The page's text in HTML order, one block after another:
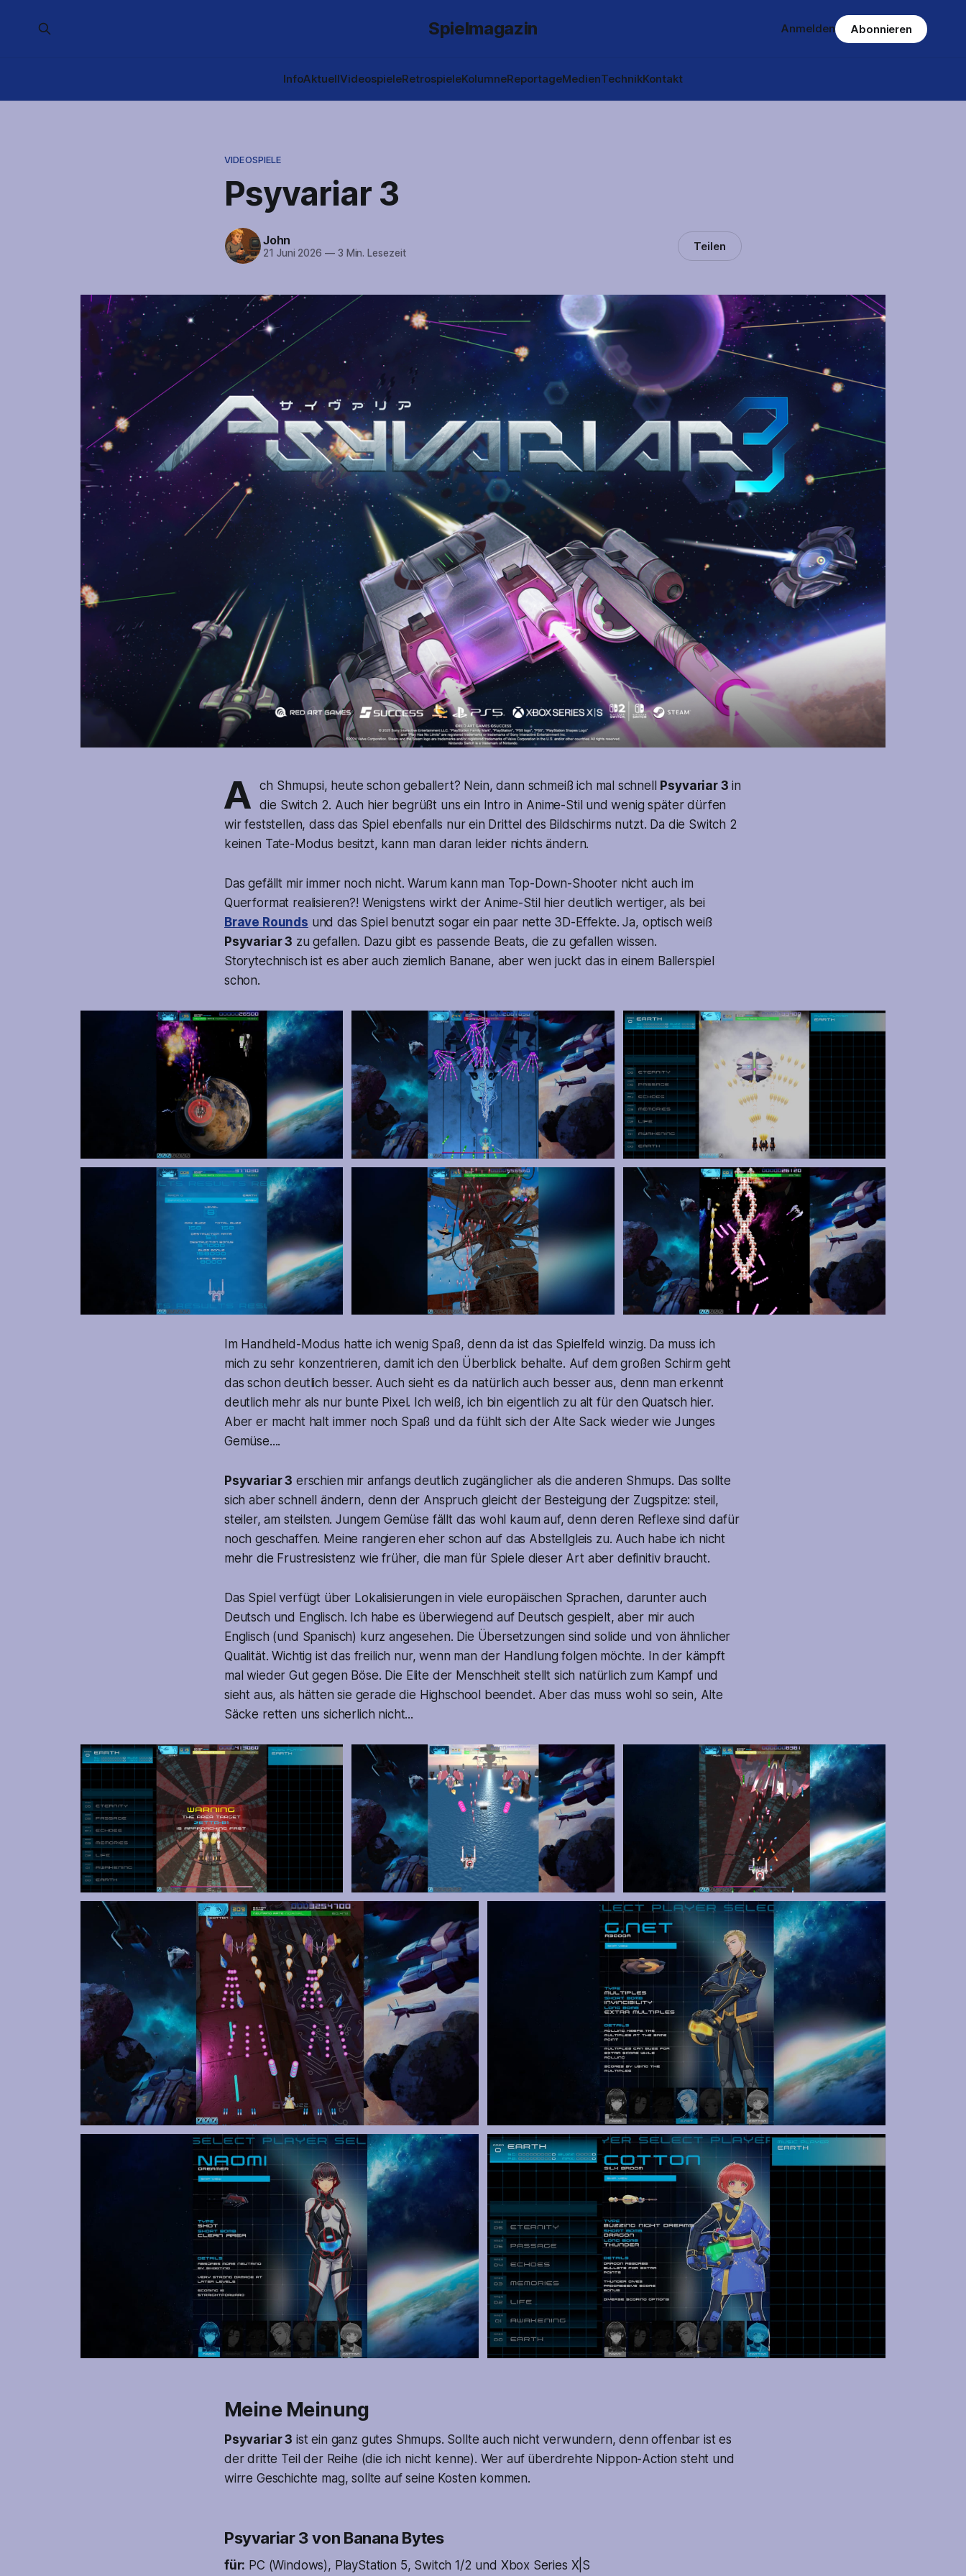
Spielmagazin
InfoAktuellVideospieleRetrospieleKolumneReportageMedienTechnikKontakt
Anmelden Abonnieren
VIDEOSPIELE
Psyvariar 3
John
21 Juni 2026 —3 Min. Lesezeit Teilen
A ch Shmupsi, heute schon geballert? Nein, dann schmeiß ich mal schnell Psyvariar 3 in
die Switch 2. Auch hier begrüßt uns ein Intro in Anime-Stil und wenig später dürfen
wir feststellen, dass das Spiel ebenfalls nur ein Drittel des Bildschirms nutzt. Da die Switch 2
keinen Tate-Modus besitzt, kann man daran leider nichts ändern.
Das gefällt mir immer noch nicht. Warum kann man Top-Down-Shooter nicht auch im
Querformat realisieren?! Wenigstens wirkt der Anime-Stil hier deutlich wertiger, als bei
Brave Rounds und das Spiel benutzt sogar ein paar nette 3D-Effekte. Ja, optisch weiß
Psyvariar 3 zu gefallen. Dazu gibt es passende Beats, die zu gefallen wissen.
Storytechnisch ist es aber auch ziemlich Banane, aber wen juckt das in einem Ballerspiel
schon.
Im Handheld-Modus hatte ich wenig Spaß, denn da ist das Spielfeld winzig. Da muss ich
mich zu sehr konzentrieren, damit ich den Überblick behalte. Auf dem großen Schirm geht
das schon deutlich besser. Auch sieht es da natürlich auch besser aus, denn man erkennt
deutlich mehr als nur bunte Pixel. Ich weiß, ich bin eigentlich zu alt für den Quatsch hier.
Aber er macht halt immer noch Spaß und da fühlt sich der Alte Sack wieder wie Junges
Gemüse....
Psyvariar 3 erschien mir anfangs deutlich zugänglicher als die anderen Shmups. Das sollte
sich aber schnell ändern, denn der Anspruch gleicht der Besteigung der Zugspitze: steil,
steiler, am steilsten. Jungem Gemüse fällt das wohl kaum auf, denn deren Reflexe sind dafür
noch geschaffen. Meine rangieren eher schon auf das Abstellgleis zu. Auch habe ich nicht
mehr die Frustresistenz wie früher, die man für Spiele dieser Art aber definitiv braucht.
Das Spiel verfügt über Lokalisierungen in viele europäischen Sprachen, darunter auch
Deutsch und Englisch. Ich habe es überwiegend auf Deutsch gespielt, aber mir auch
Englisch (und Spanisch) kurz angesehen. Die Übersetzungen sind solide und von ähnlicher
Qualität. Wichtig ist das freilich nur, wenn man der Handlung folgen möchte. In der kämpft
mal wieder Gut gegen Böse. Die Elite der Menschheit stellt sich natürlich zum Kampf und
sieht aus, als hätten sie gerade die Highschool beendet. Aber das muss wohl so sein, Alte
Säcke retten uns sicherlich nicht...
Meine Meinung
Psyvariar 3 ist ein ganz gutes Shmups. Sollte auch nicht verwundern, denn offenbar ist es
der dritte Teil der Reihe (die ich nicht kenne). Wer auf überdrehte Nippon-Action steht und
wirre Geschichte mag, sollte auf seine Kosten kommen.
Psyvariar 3 von Banana Bytes
für: PC (Windows), PlayStation 5, Switch 1/2 und Xbox Series X|S